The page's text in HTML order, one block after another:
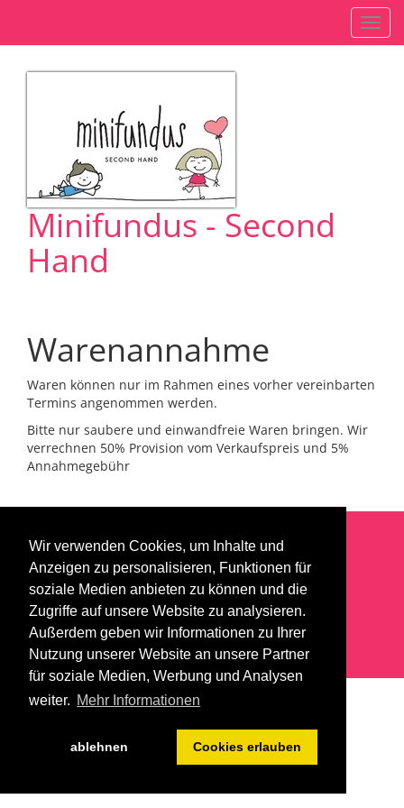
Wir verwenden Cookies, um Inhalte und
Anzeigen zu personalisieren, Funktionen für
soziale Medien anbieten zu können und die
Zugriffe auf unsere Website zu analysieren.
Außerdem geben wir Informationen zu Ihrer
Nutzung unserer Website an unsere Partner
für soziale Medien, Werbung und Analysen
weiter. Mehr Informationen
ablehnen Cookies erlauben
Minifundus - Second
Hand
Warenannahme
Waren können nur im Rahmen eines vorher vereinbarten
Termins angenommen werden.
Bitte nur saubere und einwandfreie Waren bringen. Wir
verrechnen 50% Provision vom Verkaufspreis und 5%
Annahmegebühr
Impressum Datenschutzerklärung Kontakt
Login